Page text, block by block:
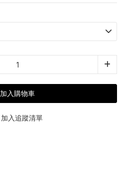
加入購物車
加入追蹤清單